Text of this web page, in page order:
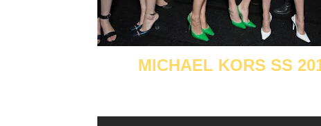
MICHAEL KORS SS